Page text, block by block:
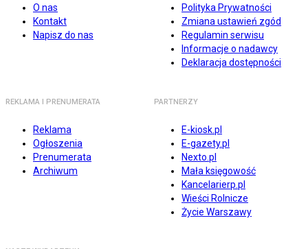
O nas
Kontakt
Napisz do nas
Polityka Prywatności
Zmiana ustawień zgód
Regulamin serwisu
Informacje o nadawcy
Deklaracja dostępności
REKLAMA I PRENUMERATA
Reklama
Ogłoszenia
Prenumerata
Archiwum
PARTNERZY
E-kiosk.pl
E-gazety.pl
Nexto.pl
Mała księgowość
Kancelarierp.pl
Wieści Rolnicze
Życie Warszawy